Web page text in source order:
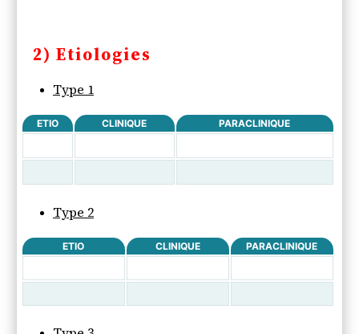
2) Etiologies
Type 1
ETIO CLINIQUE PARACLINIQUE
Type 2
ETIO CLINIQUE PARACLINIQUE